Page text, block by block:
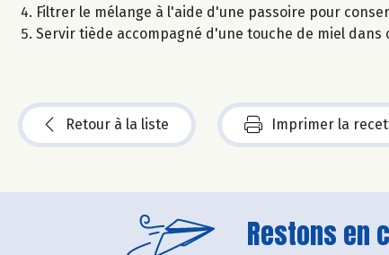
Filtrer le mélange à l'aide d'une passoire pour
Servir tiède accompagné d'une touche de miel
Retour à la liste Imprimer la
Restons en